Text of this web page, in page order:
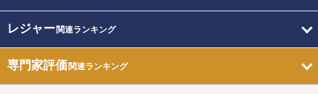
レジャー関連ランキング
専門家評価関連ランキング